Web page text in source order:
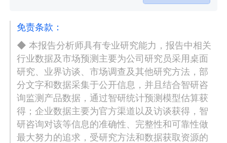
免责条款：
◆ 本报告分析师具有专业研究能力，报告中相关
行业数据及市场预测主要为公司研究员采用桌面
研究、业界访谈、市场调查及其他研究方法，部
分文字和数据采集于公开信息，并且结合智研咨
询监测产品数据，通过智研统计预测模型估算获
得；企业数据主要为官方渠道以及访谈获得，智
研咨询对该等信息的准确性、完整性和可靠性做
最大努力的追求，受研究方法和数据获取资源的